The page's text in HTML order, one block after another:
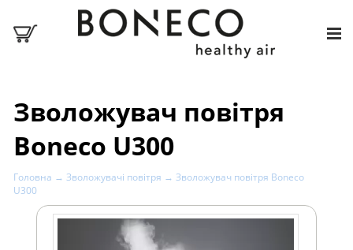
Зволожувач повітря
Boneco U300
Головна → Зволожувачі повітря → Зволожувач повітря Boneco
U300